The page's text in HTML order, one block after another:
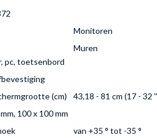
Monitoren
Muren
pc, toetsenbord
(cm)
43,18 - 81 cm (17 - 32
100 x 100 mm
van +35 ° tot -35 °